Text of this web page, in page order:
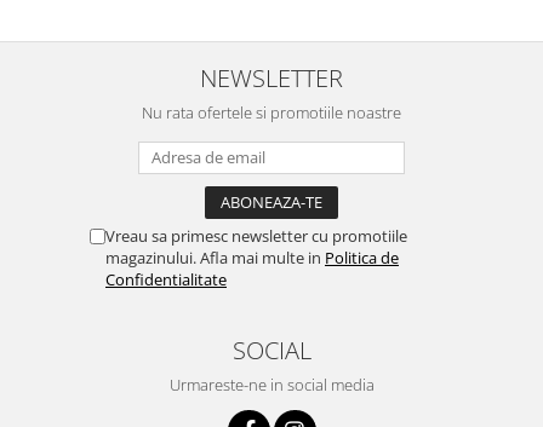
NEWSLETTER
Nu rata ofertele si promotiile noastre
Vreau sa primesc newsletter cu promotiile
magazinului. Afla mai multe in Politica de
Confidentialitate
SOCIAL
Urmareste-ne in social media